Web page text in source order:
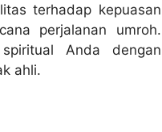
terhadap kepuasan
perjalanan umroh.
Anda dengan
ahli.